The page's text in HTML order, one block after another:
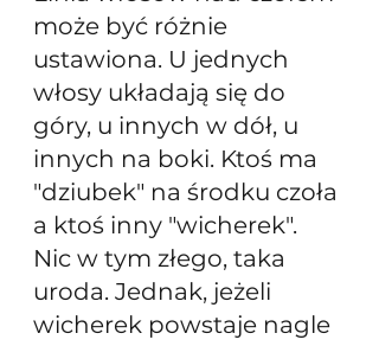
może być różnie
ustawiona. U jednych
włosy układają się do
góry, u innych w dół, u
innych na boki. Ktoś ma
"dziubek" na środku czoła
a ktoś inny "wicherek".
Nic w tym złego, taka
uroda. Jednak, jeżeli
wicherek powstaje nagle